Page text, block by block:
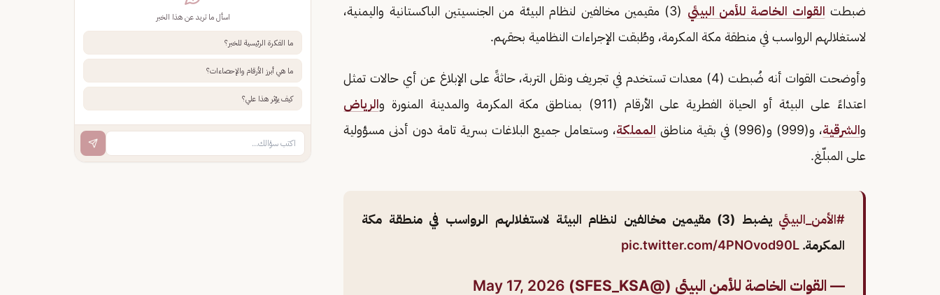
ضبطت القوات الخاصة للأمن البيئي
(3) مقيمين مخالفين لنظام البيئة من الجنسيتين الباكستانية واليمنية،
لاستغلالهم الرواسب في منطقة مكة المكرمة، وطُبقت الإجراءات النظامية بحقهم.
وأوضحت القوات أنه ضُبطت (4) معدات تستخدم في تجريف ونقل التربة، حاثةً على الإبلاغ عن أي حالات تمثل
اعتداءً على البيئة أو الحياة الفطرية على الأرقام (911) بمناطق مكة المكرمة والمدينة المنورة و
الرياض
والشرقية، و(999) و(996) في بقية مناطق المملكة، وستعامل جميع البلاغات بسرية تامة دون أدنى مسؤولية
على المبلّغ.
#الأمن_البيئي
يضبط (3) مقيمين مخالفين لنظام البيئة لاستغلالهم الرواسب في منطقة مكة
المكرمة. pic.twitter.com/4PNOvod90L
— القوات الخاصة للأمن البيئي (@SFES_KSA) May 17, 2026
اسأل ما تريد عن هذا الخبر
ما الفكرة الرئيسية للخبر؟
ما هي أبرز الأرقام والإحصاءات؟
كيف يؤثر هذا علي؟